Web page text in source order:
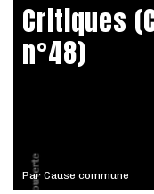
Par Cause commune
Critiques
n°48)